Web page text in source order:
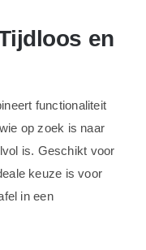
en
functionaliteit
op zoek is naar
is. Geschikt voor
keuze is voor
in een